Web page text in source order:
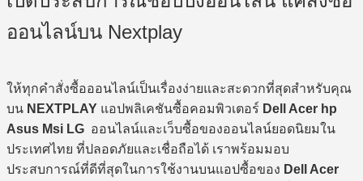
ออนไลน์บน Nextplay
ให้ทุกคำสั่งซื้อออนไลน์เป็นเรื่องง่ายและสะดวกที่สุดสำหรับคุณ
บน NEXTPLAY แอปพลิเคชันซื้อคอมพิวเตอร์ Dell Acer hp
Asus Msi LG ออนไลน์และเว็บซื้อของออนไลน์ยอดนิยมใน
ประเทศไทย ที่ปลอดภัยและเชื่อถือได้ เราพร้อมมอบ
ประสบการณ์ที่ดีที่สุดในการใช้งานบนแอปซื้อของ Dell Acer